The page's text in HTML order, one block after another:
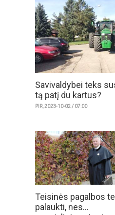
Savivaldybei teks
tą patį du kartus?
PIR, 2023-10-02 / 07:00
Teisinės pagalbos
palaukti, nes...